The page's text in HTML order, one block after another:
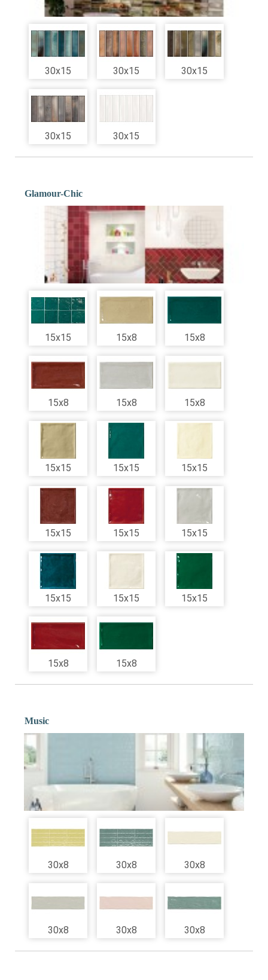
30x15 30x15 30x15
30x15 30x15
Glamour-Chic
15x15 15x8 15x8
15x8 15x8 15x8
15x15 15x15 15x15
15x15 15x15 15x15
15x15 15x15 15x15
15x8 15x8
Music
30x8 30x8 30x8
30x8 30x8 30x8